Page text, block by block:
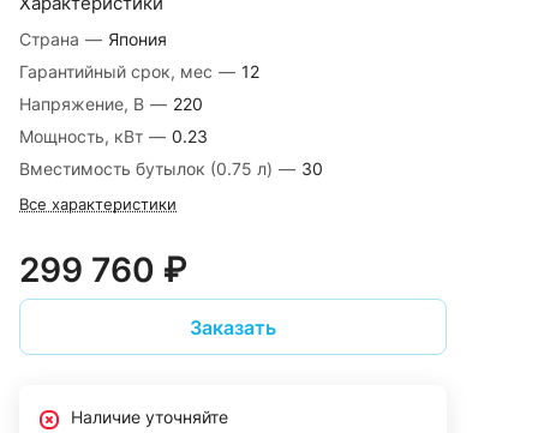
Страна — Япония
Гарантийный срок, мес — 12
Напряжение, В — 220
Мощность, кВт — 0.23
Вместимость бутылок (0.75 л) — 30
Все характеристики
299 760 ₽
Заказать
Наличие уточняйте